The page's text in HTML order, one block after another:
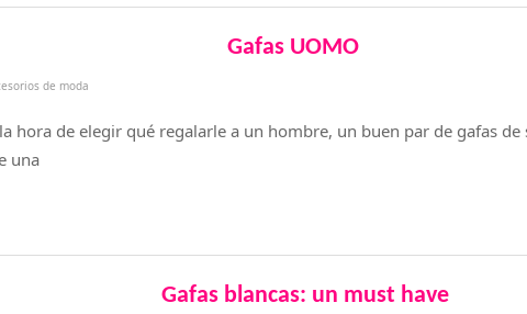
Gafas UOMO
de moda
hora de elegir qué regalarle a un hombre, un buen par de gafas de
una
Gafas blancas: un must have